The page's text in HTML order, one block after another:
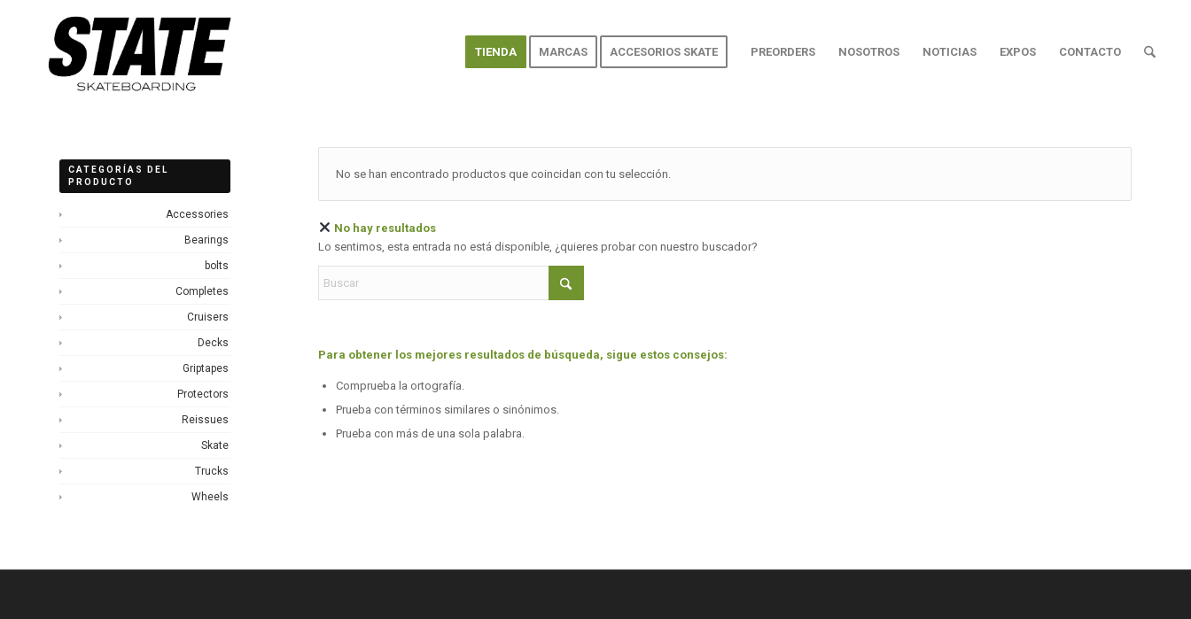
TIENDA MARCAS ACCESORIOS SKATE PREORDERS NOSOTROS NOTICIAS EXPOS CONTACTO
No se han encontrado productos que coincidan con tu selección.
No hay resultados
Lo sentimos, esta entrada no está disponible, ¿quieres probar con nuestro buscador?
Para obtener los mejores resultados de búsqueda, sigue estos consejos:
Comprueba la ortografía.
Prueba con términos similares o sinónimos.
Prueba con más de una sola palabra.
CATEGORÍAS DEL
PRODUCTO
Accessories
Bearings
bolts
Completes
Cruisers
Decks
Griptapes
Protectors
Reissues
Skate
Trucks
Wheels